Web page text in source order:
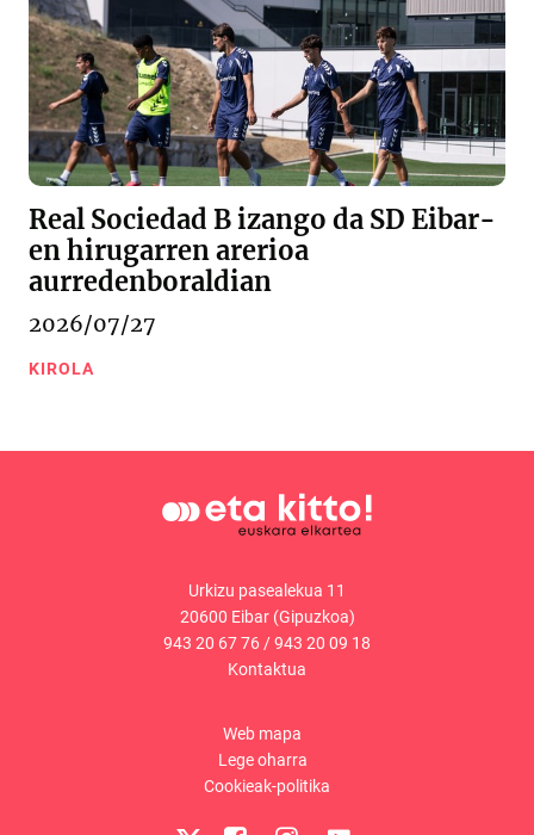
Real Sociedad B izango da SD Eibar-
en hirugarren arerioa
aurredenboraldian
2026/07/27
KIROLA
Urkizu pasealekua 11
20600 Eibar (Gipuzkoa)
943 20 67 76/943 20 09 18
Kontaktua
Web mapa
Lege oharra
Cookieak-politika